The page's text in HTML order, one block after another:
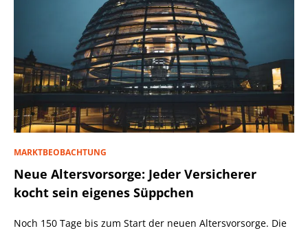
MARKTBEOBACHTUNG
Neue Altersvorsorge: Jeder Versicherer
kocht sein eigenes Süppchen
Noch 150 Tage bis zum Start der neuen Altersvorsorge. Die